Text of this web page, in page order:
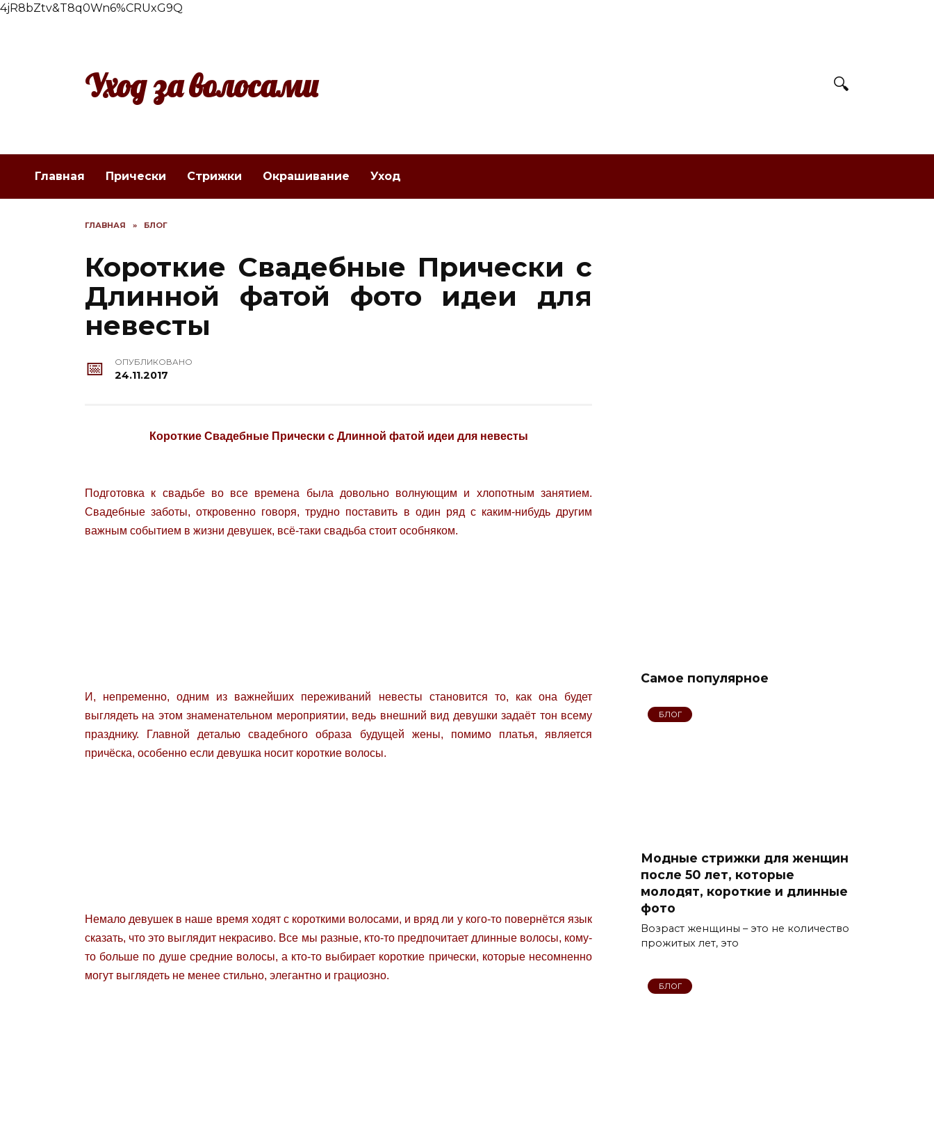
4jR8bZtv&T8q0Wn6%CRUxG9Q
Уход за волосами
Главная Прически Стрижки Окрашивание Уход
ГЛАВНАЯ » БЛОГ
Короткие Свадебные Прически с
Длинной фатой фото идеи для
невесты
ОПУБЛИКОВАНО
24.11.2017
Короткие Свадебные Прически с Длинной фатой идеи для невесты
Подготовка к свадьбе во все времена была довольно волнующим и хлопотным занятием.
Свадебные заботы, откровенно говоря, трудно поставить в один ряд с каким-нибудь другим
важным событием в жизни девушек, всё-таки свадьба стоит особняком.
И, непременно, одним из важнейших переживаний невесты становится то, как она будет
выглядеть на этом знаменательном мероприятии, ведь внешний вид девушки задаёт тон всему
празднику. Главной деталью свадебного образа будущей жены, помимо платья, является
причёска, особенно если девушка носит короткие волосы.
Немало девушек в наше время ходят с короткими волосами, и вряд ли у кого-то повернётся язык
сказать, что это выглядит некрасиво. Все мы разные, кто-то предпочитает длинные волосы, кому-
то больше по душе средние волосы, а кто-то выбирает короткие прически, которые несомненно
могут выглядеть не менее стильно, элегантно и грациозно.
Cамое популярное
БЛОГ
Модные стрижки для женщин
после 50 лет, которые
молодят, короткие и длинные
фото
Возраст женщины – это не количество
прожитых лет, это
БЛОГ